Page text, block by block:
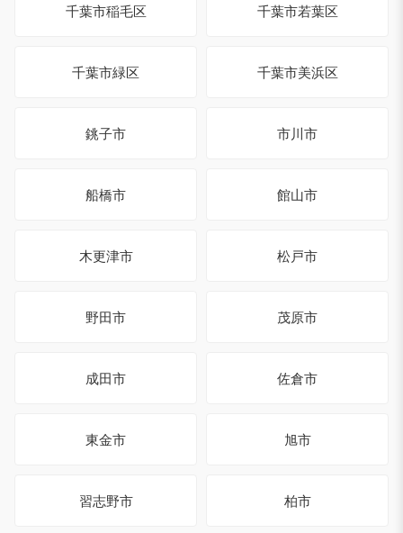
千葉市稲毛区 千葉市若葉区
千葉市緑区 千葉市美浜区
銚子市 市川市
船橋市 館山市
木更津市 松戸市
野田市 茂原市
成田市 佐倉市
東金市 旭市
習志野市 柏市